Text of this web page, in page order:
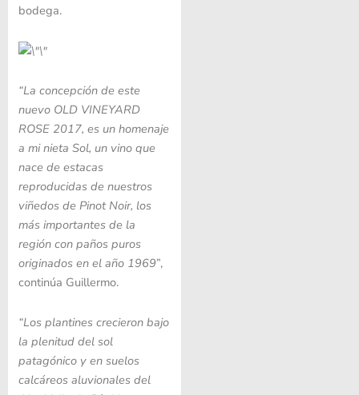
bodega.
“La concepción de este
nuevo OLD VINEYARD
ROSE 2017, es un homenaje
a mi nieta Sol, un vino que
nace de estacas
reproducidas de nuestros
viñedos de Pinot Noir, los
más importantes de la
región con paños puros
originados en el año 1969”,
continúa Guillermo.
“Los plantines crecieron bajo
la plenitud del sol
patagónico y en suelos
calcáreos aluvionales del